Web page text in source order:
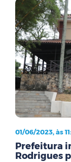
01/06/2023, às
Prefeitura
Rodrigues